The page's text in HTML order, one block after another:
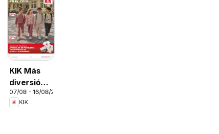
KIK Más
diversión
en el cole
07/08 - 16/08/2026
KIK